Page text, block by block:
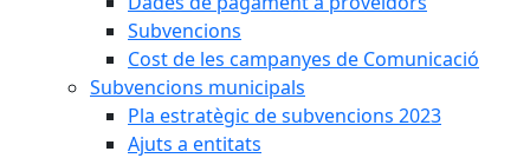
Subvencions
Cost de les campanyes de Comunicació
Subvencions municipals
Pla estratègic de subvencions 2023
Ajuts a entitats